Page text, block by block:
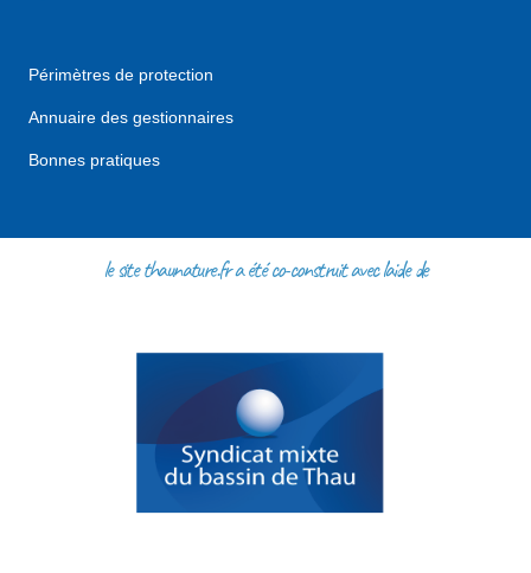
Périmètres de protection
Annuaire des gestionnaires
Bonnes pratiques
le site thaunature.fr a été co-construit avec l'aide de